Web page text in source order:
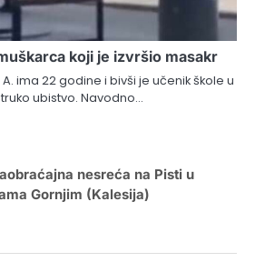
koji je izvršio masakr
A. ima 22 godine i bivši je učenik škole u
ubistvo. Navodno…
nesreća na Pisti u
Gornjim (Kalesija)